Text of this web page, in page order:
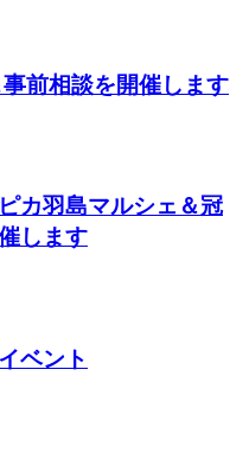
前相談を開催します
カ羽島マルシェ＆冠
します
ベント